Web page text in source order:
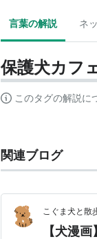
言葉の解説 ネ
保護犬カフ
このタグの解説に
関連ブログ
こぐま犬と散
【犬漫